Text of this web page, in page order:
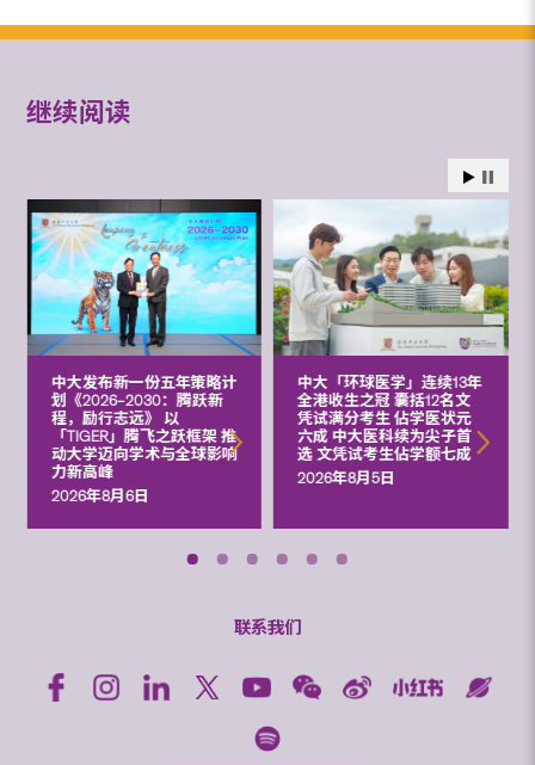
继续阅读
中大发布新一份五年策略计
划《2026‒2030：腾跃新
程，励行志远》 以
「TIGER」腾飞之跃框架 推
动大学迈向学术与全球影响
力新高峰
2026年8月6日
中大「环球医学」连续13年
全港收生之冠 囊括12名文
凭试满分考生 佔学医状元
六成 中大医科续为尖子首
选 文凭试考生佔学额七成
2026年8月5日
联系我们